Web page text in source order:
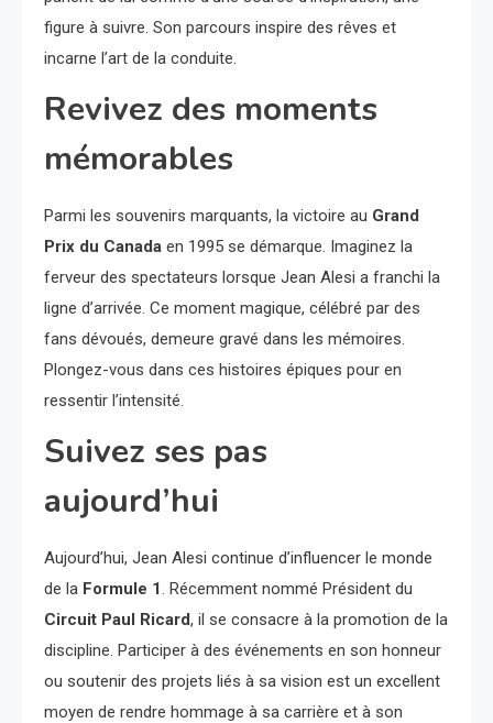
figure à suivre. Son parcours inspire des rêves et
incarne l’art de la conduite.
Revivez des moments
mémorables
Parmi les souvenirs marquants, la victoire au Grand
Prix du Canada en 1995 se démarque. Imaginez la
ferveur des spectateurs lorsque Jean Alesi a franchi la
ligne d’arrivée. Ce moment magique, célébré par des
fans dévoués, demeure gravé dans les mémoires.
Plongez-vous dans ces histoires épiques pour en
ressentir l’intensité.
Suivez ses pas
aujourd’hui
Aujourd’hui, Jean Alesi continue d’influencer le monde
de la Formule 1 . Récemment nommé Président du
Circuit Paul Ricard, il se consacre à la promotion de la
discipline. Participer à des événements en son honneur
ou soutenir des projets liés à sa vision est un excellent
moyen de rendre hommage à sa carrière et à son